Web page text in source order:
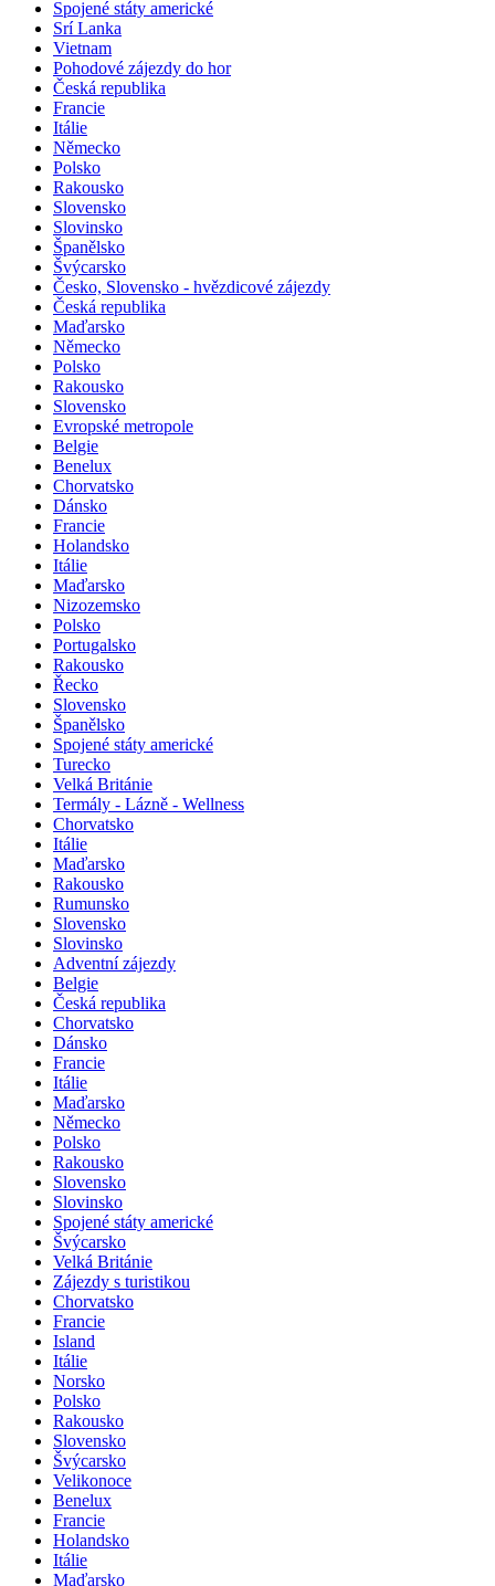
Spojené státy americké
Srí Lanka
Vietnam
Pohodové zájezdy do hor
Česká republika
Francie
Itálie
Německo
Polsko
Rakousko
Slovensko
Slovinsko
Španělsko
Švýcarsko
Česko, Slovensko - hvězdicové zájezdy
Česká republika
Maďarsko
Německo
Polsko
Rakousko
Slovensko
Evropské metropole
Belgie
Benelux
Chorvatsko
Dánsko
Francie
Holandsko
Itálie
Maďarsko
Nizozemsko
Polsko
Portugalsko
Rakousko
Řecko
Slovensko
Španělsko
Spojené státy americké
Turecko
Velká Británie
Termály - Lázně - Wellness
Chorvatsko
Itálie
Maďarsko
Rakousko
Rumunsko
Slovensko
Slovinsko
Adventní zájezdy
Belgie
Česká republika
Chorvatsko
Dánsko
Francie
Itálie
Maďarsko
Německo
Polsko
Rakousko
Slovensko
Slovinsko
Spojené státy americké
Švýcarsko
Velká Británie
Zájezdy s turistikou
Chorvatsko
Francie
Island
Itálie
Norsko
Polsko
Rakousko
Slovensko
Švýcarsko
Velikonoce
Benelux
Francie
Holandsko
Itálie
Maďarsko